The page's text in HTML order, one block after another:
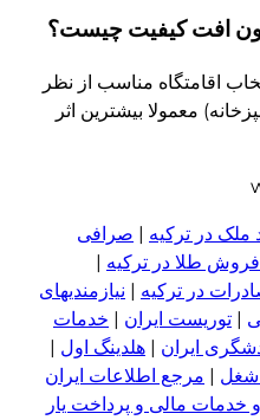
افت کیفیت چیست؟
اقامتگاه مناسب از نظر
معمولا بیشترین اثر
ملک در ترکیه | صرافی
طلا در ترکیه |
در ترکیه | نیازمندیهای
| توریست ایران | خدمات
ایران | هلدینگ اول |
شغل | مرجع اطلاعات ایران
خدمات مالی و پرداخت یار